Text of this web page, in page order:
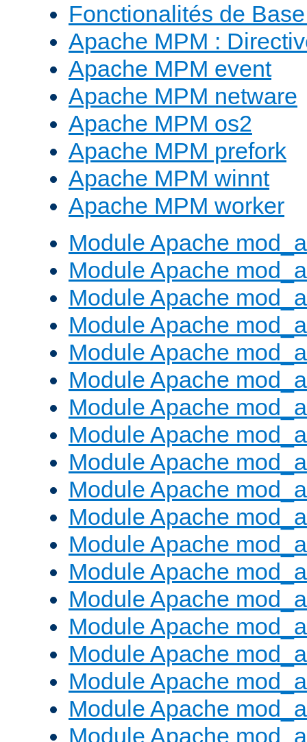
Fonctionalités de
Apache MPM :
Apache MPM event
Apache MPM netware
Apache MPM os2
Apache MPM prefork
Apache MPM winnt
Apache MPM worker
Module Apache
Module Apache
Module Apache
Module Apache
Module Apache
Module Apache
Module Apache
Module Apache
Module Apache
Module Apache
Module Apache
Module Apache
Module Apache
Module Apache
Module Apache
Module Apache
Module Apache
Module Apache
Module Apache